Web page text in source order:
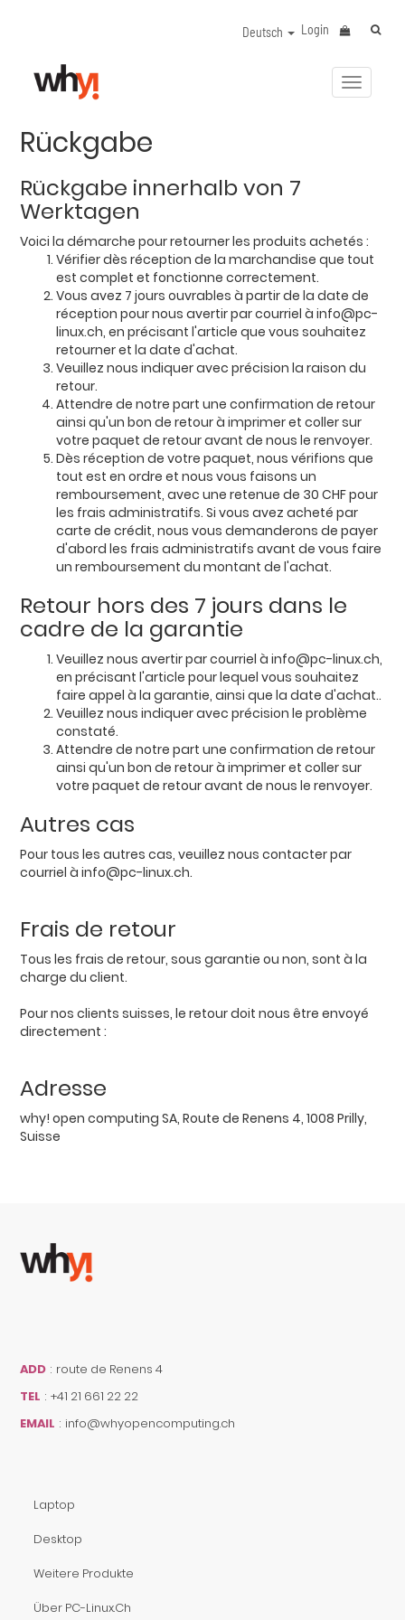
Login
Deutsch
Rückgabe
Rückgabe innerhalb von 7
Werktagen
Voici la démarche pour retourner les produits achetés :
Vérifier dès réception de la marchandise que tout
est complet et fonctionne correctement.
Vous avez 7 jours ouvrables à partir de la date de
réception pour nous avertir par courriel à info@pc-
linux.ch, en précisant l'article que vous souhaitez
retourner et la date d'achat.
Veuillez nous indiquer avec précision la raison du
retour.
Attendre de notre part une confirmation de retour
ainsi qu'un bon de retour à imprimer et coller sur
votre paquet de retour avant de nous le renvoyer.
Dès réception de votre paquet, nous vérifions que
tout est en ordre et nous vous faisons un
remboursement, avec une retenue de 30 CHF pour
les frais administratifs. Si vous avez acheté par
carte de crédit, nous vous demanderons de payer
d'abord les frais administratifs avant de vous faire
un remboursement du montant de l'achat.
Retour hors des 7 jours dans le
cadre de la garantie
Veuillez nous avertir par courriel à info@pc-linux.ch,
en précisant l'article pour lequel vous souhaitez
faire appel à la garantie, ainsi que la date d'achat..
Veuillez nous indiquer avec précision le problème
constaté.
Attendre de notre part une confirmation de retour
ainsi qu'un bon de retour à imprimer et coller sur
votre paquet de retour avant de nous le renvoyer.
Autres cas
Pour tous les autres cas, veuillez nous contacter par
courriel à info@pc-linux.ch.
Frais de retour
Tous les frais de retour, sous garantie ou non, sont à la
charge du client.
Pour nos clients suisses, le retour doit nous être envoyé
directement :
Adresse
why! open computing SA, Route de Renens 4, 1008 Prilly,
Suisse
ADD : route de Renens 4
TEL : +41 21 661 22 22
EMAIL : info@whyopencomputing.ch
Laptop
Desktop
Weitere Produkte
Über PC-Linux.ch